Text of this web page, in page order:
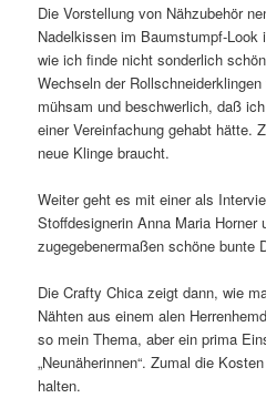
Die Vorstellung von Nähzubehör
Nadelkissen im Baumstumpf-
wie ich finde nicht sonderlich
Wechseln der
mühsam und beschwerlich, daß
einer Vereinfachung gehabt hätte.
neue Klinge braucht.
Weiter geht es mit einer als
Stoffdesignerin Anna Maria Horner
zugegebenermaßen schöne bunte
Die Crafty Chica zeigt dann, wie
Nähten aus einem alen
so mein Thema, aber ein prima
„Neunäherinnen“. Zumal die
halten.